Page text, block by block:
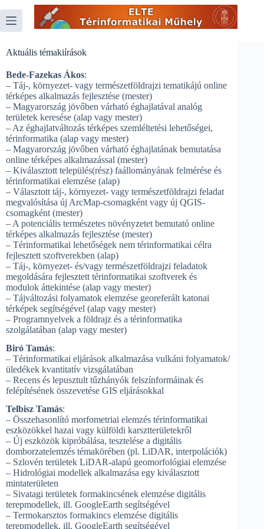
to
content
Aktuális témakiírások
Bede-Fazekas Ákos:
– Táj-, környezet- vagy természetföldrajzi tematikájú online
térképes alkalmazás fejlesztése (mester)
– Magyarország jövőben várható éghajlatával analóg
területek keresése (alap vagy mester)
– Az éghajlatváltozás térképes szemléltetési lehetőségei,
térinformatika (alap vagy mester)
– Magyarország jövőben várható éghajlatának bemutatása
online térképes alkalmazással (mester)
– Kiválasztott település(rész) faállományának felmérése és
térinformatikai elemzése (alap)
– Választott táj-, környezet- vagy természetföldrajzi feladat
megvalósítása új ArcMap-csomagként vagy új QGIS-
csomagként (mester)
– A potenciális természetes növényzetet bemutató online
térképes alkalmazás fejlesztése (mester)
– Térinformatikai lehetőségek nem térinformatikai célra
fejlesztett szoftverekben (alap)
– Táj-, környezet- és/vagy természetföldrajzi feladatok
megoldására fejlesztett térinformatikai szoftverek és
modulok áttekintése (alap vagy mester)
– Tájváltozási folyamatok elemzése georeferált katonai
térképek segítségével (alap vagy mester)
– Programnyelvek a földrajz és a térinformatika
szolgálatában (alap vagy mester)
Biró Tamás:
– Térinformatikai eljárások alkalmazása vulkáni folyamatok/
üledékek kvantitatív vizsgálatában
– Recens és lepusztult tűzhányók felszínformáinak és
felépítésének összevetése GIS eljárásokkal
Telbisz Tamás:
– Összehasonlító morfometriai elemzés térinformatikai
eszközökkel hazai vagy külföldi karsztterületekről
– Új eszközök kipróbálása, tesztelése a digitális
domborzatelemzés témakörében (pl. LiDAR, interpolációk)
– Szlovén területek LiDAR-alapú geomorfológiai elemzése
– Hidrológiai modellek alkalmazása egy kiválasztott
mintaterületen
– Sivatagi területek formakincsének elemzése digitális
terepmodellek, ill. GoogleEarth segítségével
– Termokarsztos formakincs elemzése digitális
terepmodellek, ill. GoogleEarth segítségével